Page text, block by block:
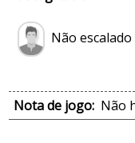
Não escalado
Nota de jogo: Não